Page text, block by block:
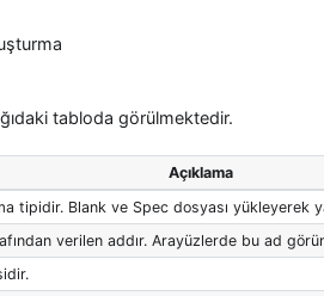
tabloda görülmektedir.
Açıklama
tipidir. Blank ve Spec dosyası yükleyerek
verilen addır. Arayüzlerde bu ad